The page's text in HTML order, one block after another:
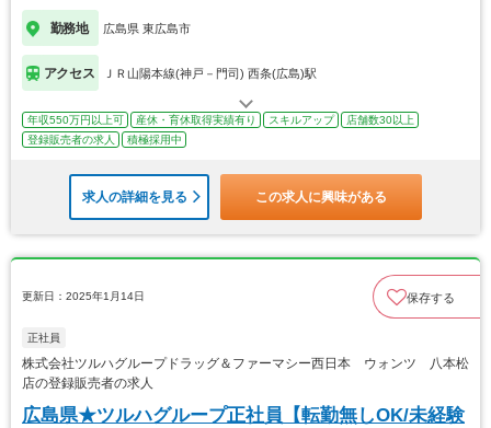
勤務地 広島県 東広島市
アクセス ＪＲ山陽本線(神戸－門司) 西条(広島)駅
年収550万円以上可 産休・育休取得実績有り スキルアップ
店舗数30以上
登録販売者の求人
積極採用中
求人の詳細を見る この求人に興味がある
更新日：2025年1月14日 保存する
正社員
株式会社ツルハグループドラッグ＆ファーマシー西日本 ウォンツ 八本松
店の登録販売者の求人
広島県★ツルハグループ正社員【転勤無しOK/未経験